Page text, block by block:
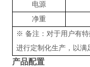
电源
净重
※ 备注：对于用户有
进行定制化生产，以满
产品配置